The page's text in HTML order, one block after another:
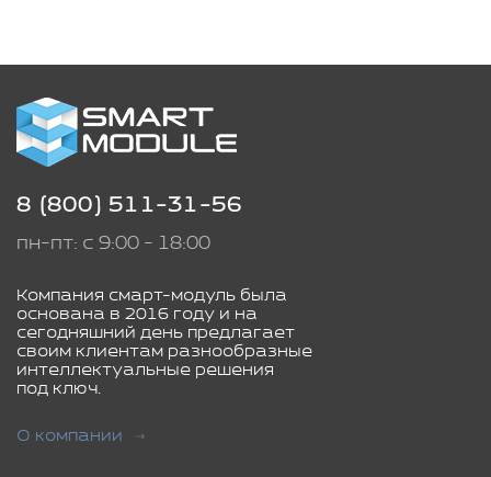
8 (800) 511-31-56
пн-пт: с 9:00 - 18:00
Компания смарт-модуль была
основана в 2016 году и на
сегодняшний день предлагает
своим клиентам разнообразные
интеллектуальные решения
под ключ.
О компании